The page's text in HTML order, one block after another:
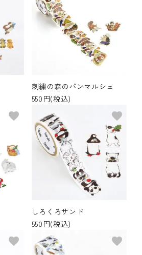
刺繍の森のパンマルシェ
550円(税込)
favorite
しろくろサンド
550円(税込)
favorite
favorite favorite